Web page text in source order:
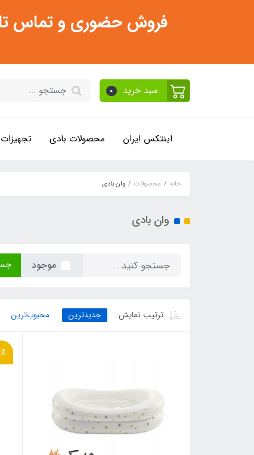
فروش حضوری و تماس تلفنی فقط از ساعت 11:30
سبد خرید 0
اینتکس ایران محصولات بادی
خانه محصولات وان بادی
وان بادی
موجود
ترتیب نمایش: جدیدترین محبوب‌ترین